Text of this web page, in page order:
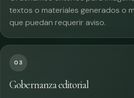
textos o materiales generados o
que puedan requerir aviso.
03
Gobernanza editorial